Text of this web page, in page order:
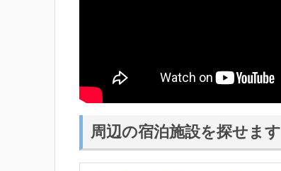
周辺の宿泊施設を探せます